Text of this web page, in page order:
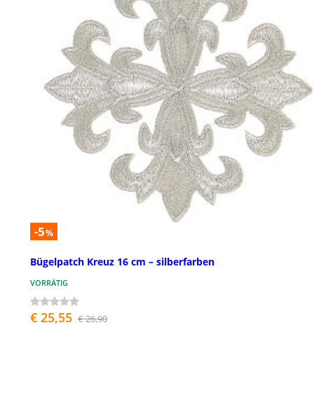
-5%
Bügelpatch Kreuz 16 cm – silberfarben
VORRÄTIG
€ 25,55 € 26,90